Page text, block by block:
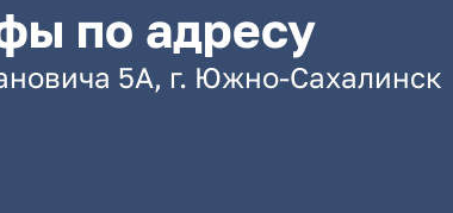
по адресу
5А, г. Южно-Сахалинск